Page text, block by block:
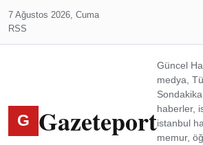
7 Ağustos 2026, Cuma
RSS
G Gazeteport
Güncel
medya,
haberler,
istanbul
memur,